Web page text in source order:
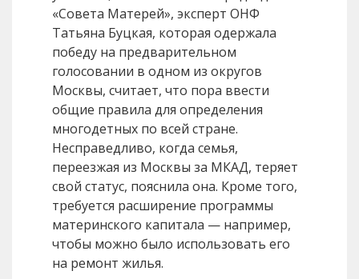
«Совета Матерей», эксперт ОНФ
Татьяна Буцкая, которая одержала
победу на предварительном
голосовании в одном из округов
Москвы, считает, что пора ввести
общие правила для определения
многодетных по всей стране.
Несправедливо, когда семья,
переезжая из Москвы за МКАД, теряет
свой статус, пояснила она. Кроме того,
требуется расширение программы
материнского капитала — например,
чтобы можно было использовать его
на ремонт жилья.